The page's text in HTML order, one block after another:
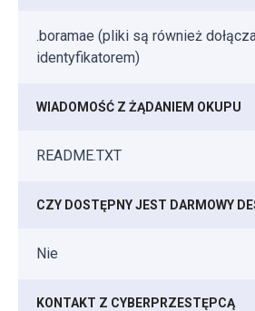
.boramae (pliki są również
identyfikatorem)
WIADOMOŚĆ Z ŻĄDANIEM OKUPU
README.TXT
CZY DOSTĘPNY JEST DARMOWY
Nie
KONTAKT Z CYBERPRZESTĘPCĄ